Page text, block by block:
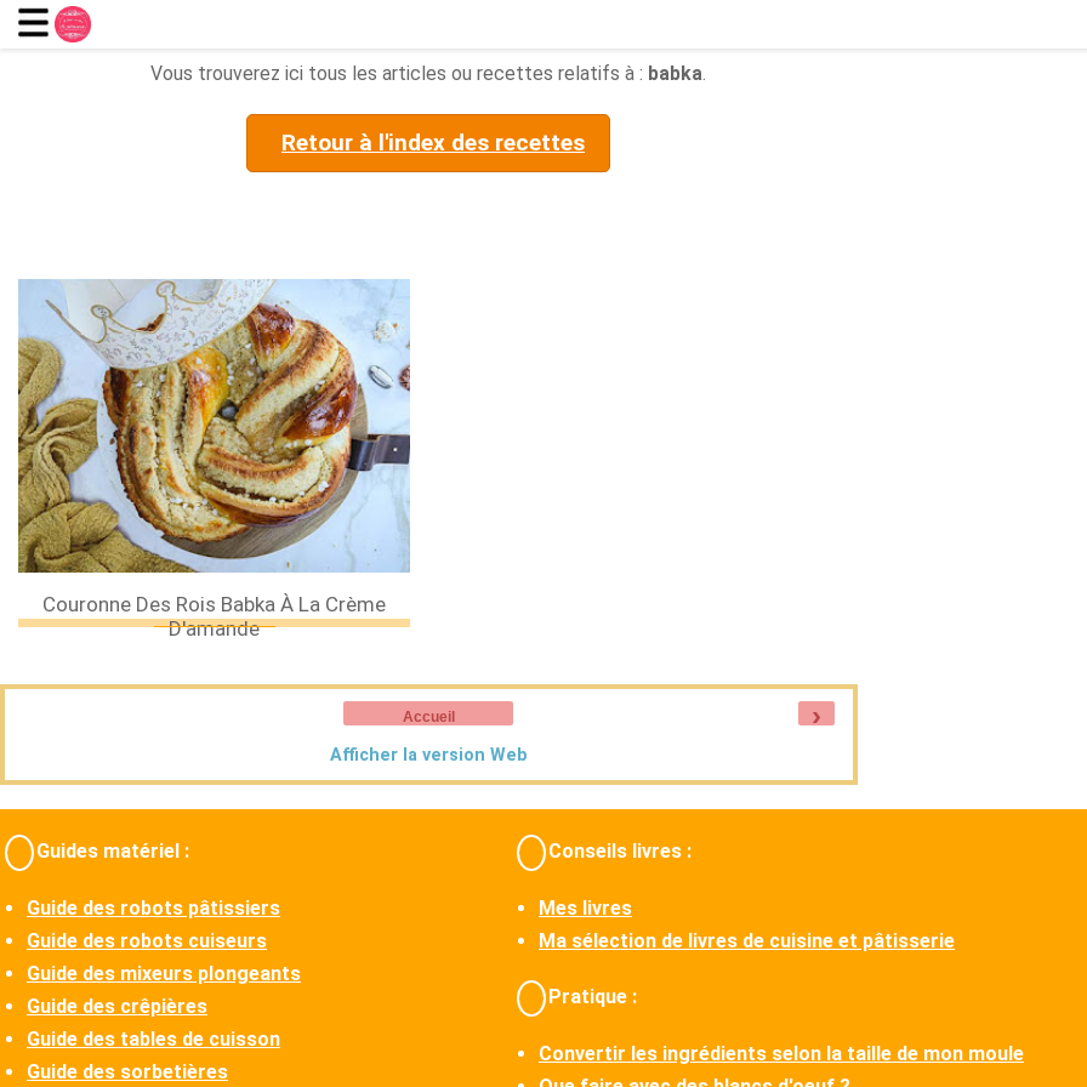
Vous trouverez ici tous les articles ou recettes relatifs à : babka
Retour à l'index des recettes
Couronne Des Rois Babka À La Crème
D'amande
›
Accueil
Afficher la version Web
Guides matériel :
Guide des robots pâtissiers
Guide des robots cuiseurs
Guide des mixeurs plongeants
Guide des crêpières
Guide des tables de cuisson
Guide des sorbetières
Conseils livres :
Mes livres
Ma sélection de livres de cuisine et pâtisserie
Pratique :
Convertir les ingrédients selon la taille de mon moule